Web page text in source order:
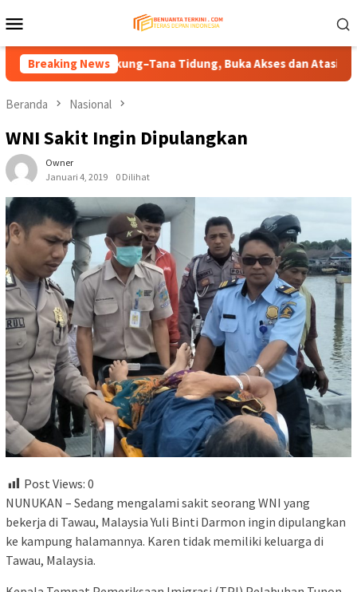
ke
Mobile
Breaking News
Sembakung–Tana Tidung, Buka Akses dan Atasi Banjir
Beranda Nasional
WNI Sakit Ingin Dipulangkan
Owner
Januari 4, 2019
0 Dilihat
Post Views: 0
NUNUKAN – Sedang mengalami sakit seorang WNI yang
bekerja di Tawau, Malaysia Yuli Binti Darmon ingin dipulangkan
ke kampung halamannya. Karen tidak memiliki keluarga di
Tawau, Malaysia.